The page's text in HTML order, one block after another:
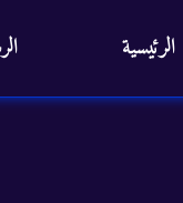
الرئيسية